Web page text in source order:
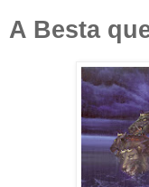
A Besta